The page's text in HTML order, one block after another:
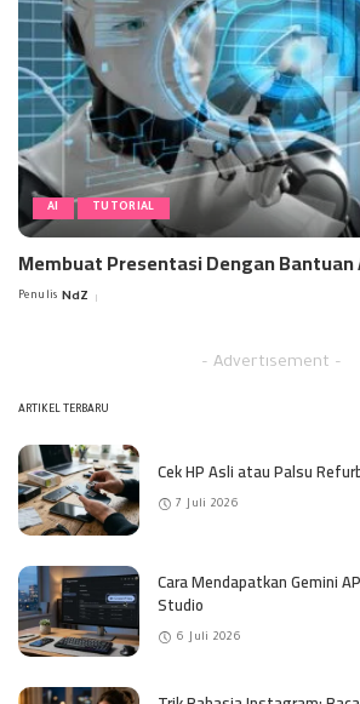
AI TUTORIAL
Membuat Presentasi Dengan Bantuan
Posted
Penulis NdZ
– Advertisement –
ARTIKEL TERBARU
Cek HP Asli atau Palsu
7 Juli 2026
Cara Mendapatkan Gemini
Studio
6 Juli 2026